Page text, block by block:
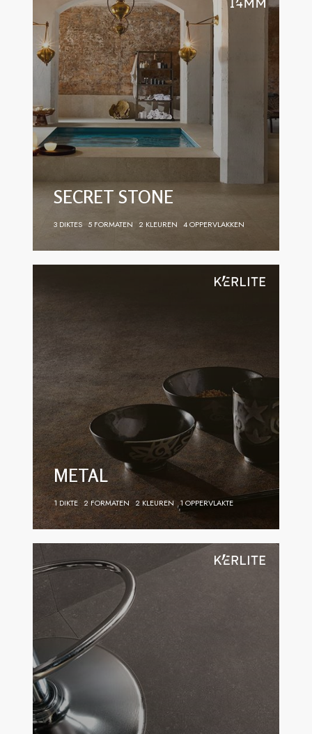
SECRET STONE
3 DIKTES 5 FORMATEN 2 KLEUREN 4 OPPERVLAKKEN
METAL
1 DIKTE 2 FORMATEN 2 KLEUREN 1 OPPERVLAKTE